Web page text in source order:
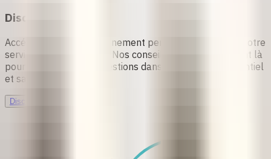
Discutez avec nous
Accédez à un accompagnement personnalisé grâce à notre
service de chat en ligne. Nos conseillères qualifiées sont là
pour répondre à vos questions dans un espace confidentiel
et sans jugement.
Discuter maintenant